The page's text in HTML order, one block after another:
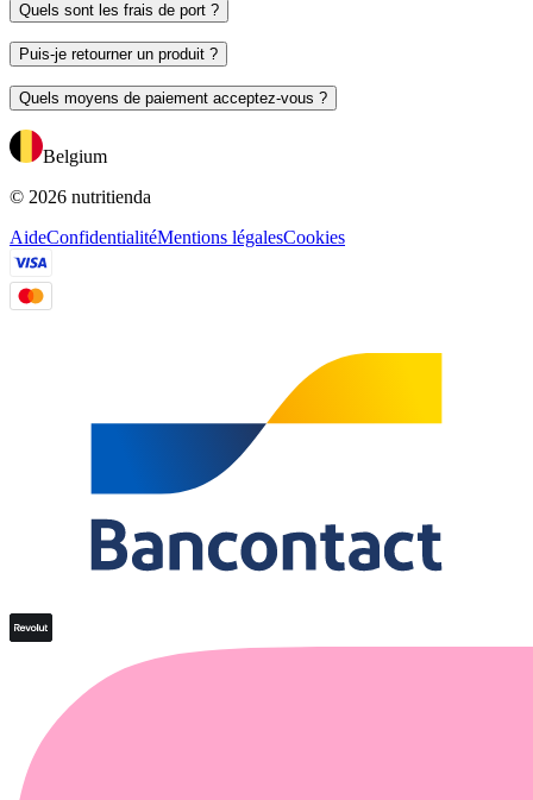
Quels sont les frais de port ?
Puis-je retourner un produit ?
Quels moyens de paiement acceptez-vous ?
Belgium
© 2026 nutritienda
AideConfidentialitéMentions légalesCookies